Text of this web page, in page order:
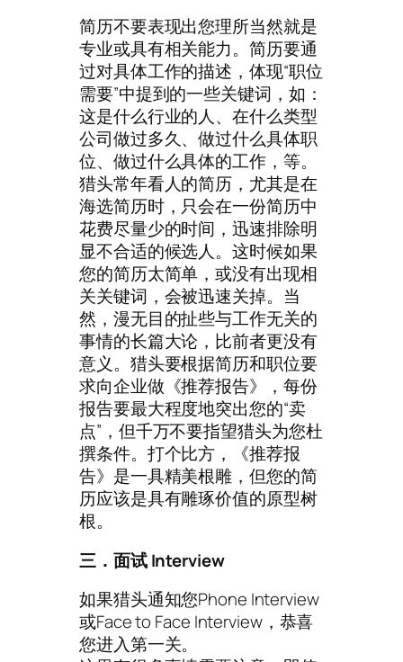
简历不要表现出您理所当然就是
专业或具有相关能力。简历要通
过对具体工作的描述，体现“职位
需要”中提到的一些关键词，如：
这是什么行业的人、在什么类型
公司做过多久、做过什么具体职
位、做过什么具体的工作，等。
猎头常年看人的简历，尤其是在
海选简历时，只会在一份简历中
花费尽量少的时间，迅速排除明
显不合适的候选人。这时候如果
您的简历太简单，或没有出现相
关关键词，会被迅速关掉。当
然，漫无目的扯些与工作无关的
事情的长篇大论，比前者更没有
意义。猎头要根据简历和职位要
求向企业做《推荐报告》，每份
报告要最大程度地突出您的“卖
点”，但千万不要指望猎头为您杜
撰条件。打个比方，《推荐报
告》是一具精美根雕，但您的简
历应该是具有雕琢价值的原型树
根。
三．面试 Interview
如果猎头通知您Phone Interview
或Face to Face Interview，恭喜
您进入第一关。